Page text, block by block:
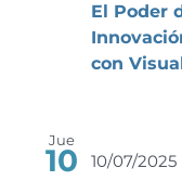
El Poder
con
Jue
10 10/07/2025